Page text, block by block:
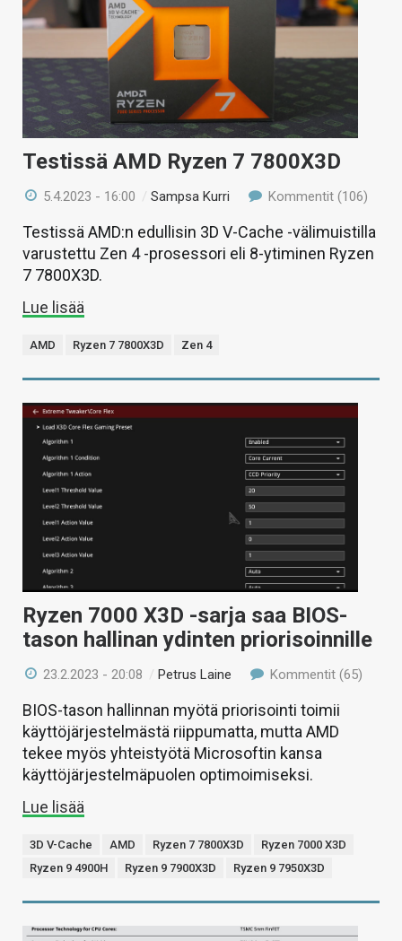
KAUPPA
VAIHDA TEEMA
HAKU
Testissä AMD Ryzen 7 7800X3D
5.4.2023 - 16:00 /Sampsa Kurri Kommentit (106)
Testissä AMD:n edullisin 3D V-Cache -välimuistilla
varustettu Zen 4 -prosessori eli 8-ytiminen Ryzen
7 7800X3D.
Lue lisää
AMD Ryzen 7 7800X3D Zen 4
Ryzen 7000 X3D -sarja saa BIOS-
tason hallinan ydinten priorisoinnille
23.2.2023 - 20:08 /Petrus Laine Kommentit (65)
BIOS-tason hallinnan myötä priorisointi toimii
käyttöjärjestelmästä riippumatta, mutta AMD
tekee myös yhteistyötä Microsoftin kansa
käyttöjärjestelmäpuolen optimoimiseksi.
Lue lisää
3D V-Cache AMD Ryzen 7 7800X3D
Ryzen 7000 X3D
Ryzen 9 4900H
Ryzen 9 7900X3D Ryzen 9 7950X3D